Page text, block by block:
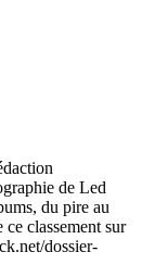
de Led
du pire au
classement sur
dossier-